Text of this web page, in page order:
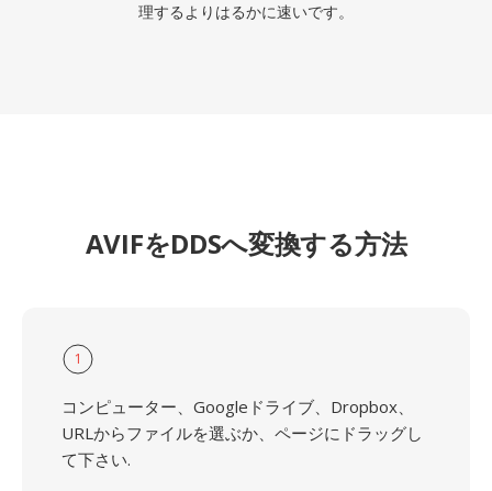
理するよりはるかに速いです。
AVIFをDDSへ変換する方法
1
コンピューター、Googleドライブ、Dropbox、
URLからファイルを選ぶか、ページにドラッグし
て下さい.